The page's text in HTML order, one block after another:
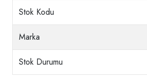
Stok Kodu
Marka
Stok Durumu